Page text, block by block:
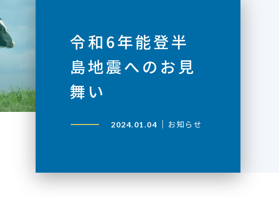
令和6年能登半
島地震へのお見
舞い
2024.01.04 お知らせ